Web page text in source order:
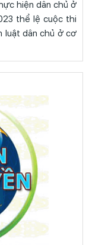
hiện dân chủ ở
thi
luật dân chủ ở cơ